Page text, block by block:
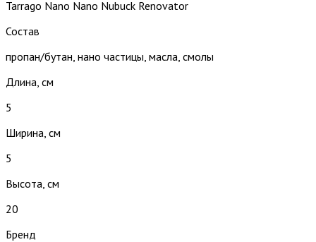
Tarrago Nano Nano Nubuck Renovator
Состав
пропан/бутан, нано частицы, масла, смолы
Длина, см
5
Ширина, см
5
Высота, см
20
Бренд